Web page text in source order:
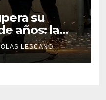
su
años: la
50% y
de miles
LESCANO